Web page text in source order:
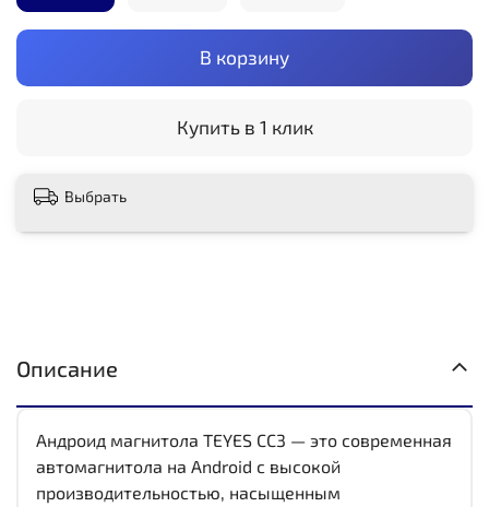
В корзину
Купить в 1 клик
Выбрать
Описание
Андроид магнитола TEYES CC3 — это современная
автомагнитола на Android с высокой
производительностью, насыщенным